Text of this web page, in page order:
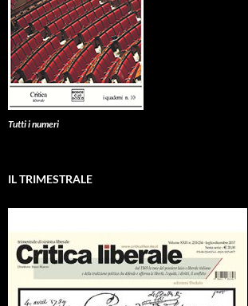
Tutti i numeri
IL TRIMESTRALE